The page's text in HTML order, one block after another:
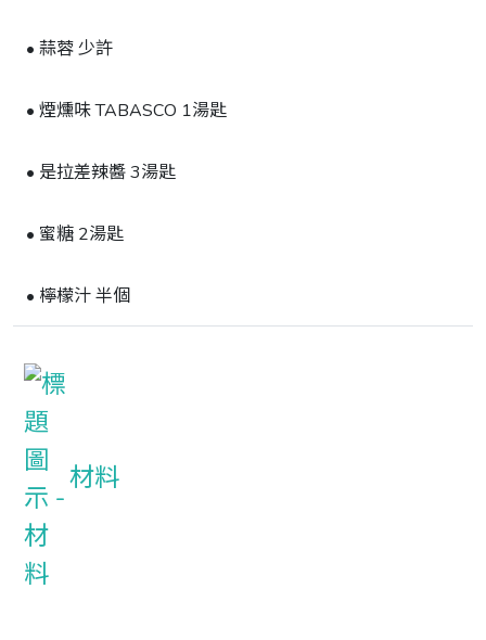
• 蒜蓉 少許
• 煙燻味 TABASCO 1湯匙
• 是拉差辣醬 3湯匙
• 蜜糖 2湯匙
• 檸檬汁 半個
材料